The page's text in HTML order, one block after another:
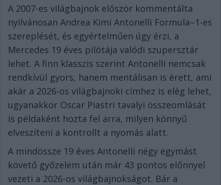
A 2007-es világbajnok először kommentálta
nyilvánosan Andrea Kimi Antonelli Formula–1-es
szereplését, és egyértelműen úgy érzi, a
Mercedes 19 éves pilótája valódi szupersztár
lehet. A finn klasszis szerint Antonelli nemcsak
rendkívül gyors, hanem mentálisan is érett, ami
akár a 2026-os világbajnoki címhez is elég lehet,
ugyanakkor Oscar Piastri tavalyi összeomlását
is példaként hozta fel arra, milyen könnyű
elveszíteni a kontrollt a nyomás alatt.
A mindössze 19 éves Antonelli négy egymást
követő győzelem után már 43 pontos előnnyel
vezeti a 2026-os világbajnokságot. Bár a